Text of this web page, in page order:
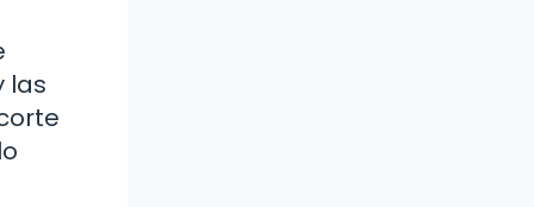
las